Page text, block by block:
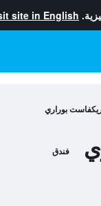
site in English
بوراري
فندق